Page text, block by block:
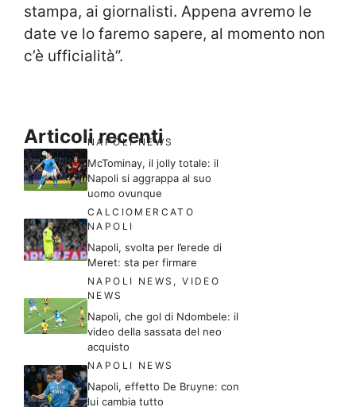
stampa, ai giornalisti. Appena avremo le
date ve lo faremo sapere, al momento non
c’è ufficialità”.
Articoli recenti
NAPOLI NEWS
McTominay, il jolly totale: il
Napoli si aggrappa al suo
uomo ovunque
CALCIOMERCATO
NAPOLI
Napoli, svolta per l’erede di
Meret: sta per firmare
NAPOLI NEWS ,VIDEO
NEWS
Napoli, che gol di Ndombele: il
video della sassata del neo
acquisto
NAPOLI NEWS
Napoli, effetto De Bruyne: con
lui cambia tutto